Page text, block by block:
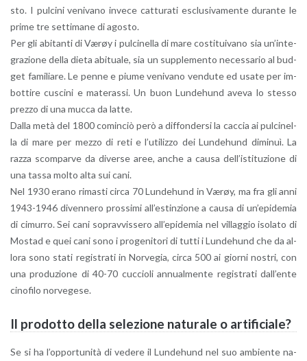
sto. I pul­ci­ni ve­ni­va­no in­ve­ce cat­tu­ra­ti esclu­si­va­men­te du­ran­te le
prime tre set­ti­ma­ne di ago­sto.
Per gli abi­tan­ti di Værøy i pul­ci­nel­la di mare co­sti­tui­va­no sia un’in­te­
gra­zio­ne della dieta abi­tua­le, sia un sup­ple­men­to ne­ces­sa­rio al bud­
get fa­mi­lia­re. Le penne e piume ve­ni­va­no ven­du­te ed usate per im­
bot­ti­re cu­sci­ni e ma­te­ras­si. Un buon Lun­de­hund aveva lo stes­so
prez­zo di una mucca da latte.
Dalla metà del 1800 co­min­ciò però a dif­fon­der­si la cac­cia ai pul­ci­nel­
la di mare per mezzo di reti e l’u­ti­liz­zo dei Lun­de­hund di­mi­nuì. La
razza scom­par­ve da di­ver­se aree, anche a causa del­l’i­sti­tu­zio­ne di
una tassa molto alta sui cani.
Nel 1930 erano ri­ma­sti circa 70 Lun­de­hund in Værøy, ma fra gli anni
1943-1946 di­ven­ne­ro pros­si­mi al­l’e­stin­zio­ne a causa di un’e­pi­de­mia
di ci­mur­ro. Sei cani so­prav­vis­se­ro al­l’e­pi­de­mia nel vil­lag­gio iso­la­to di
Mo­stad e quei cani sono i pro­ge­ni­to­ri di tutti i Lun­de­hund che da al­
lo­ra sono stati re­gi­stra­ti in Nor­ve­gia, circa 500 ai gior­ni no­stri, con
una pro­du­zio­ne di 40-70 cuc­cio­li an­nual­men­te re­gi­stra­ti dal­l’en­te
ci­no­fi­lo nor­ve­ge­se.
Il pro­dot­to della se­le­zio­ne na­tu­ra­le o ar­ti­fi­cia­le?
Se si ha l’op­por­tu­ni­tà di ve­de­re il Lun­de­hund nel suo am­bien­te na­